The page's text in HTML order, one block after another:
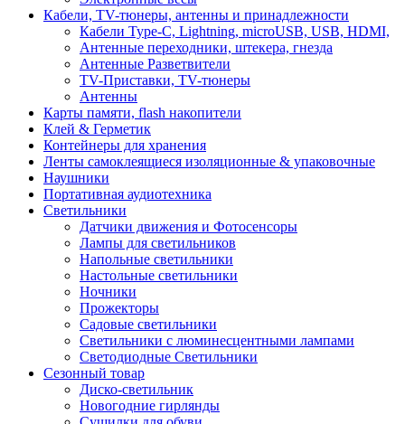
Кабели, TV-тюнеры, антенны и принадлежности
Кабели Type-C, Lightning, microUSB, USB, HDMI,
Антенные переходники, штекера, гнезда
Антенные Разветвители
TV-Приставки, TV-тюнеры
Антенны
Карты памяти, flash накопители
Клей & Герметик
Контейнеры для хранения
Ленты самоклеящиеся изоляционные & упаковочные
Наушники
Портативная аудиотехника
Светильники
Датчики движения и Фотосенсоры
Лампы для светильников
Напольные светильники
Настольные светильники
Ночники
Прожекторы
Садовые светильники
Светильники с люминесцентными лампами
Светодиодные Светильники
Сезонный товар
Диско-светильник
Новогодние гирлянды